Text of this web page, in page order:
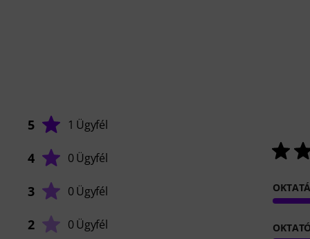
5 1 Ügyfél
4 0 Ügyfél
3 0 Ügyfél
2 0 Ügyfél